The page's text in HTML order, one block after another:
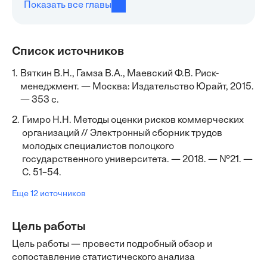
Показать все главы
Список источников
1. Вяткин В.Н., Гамза В.А., Маевский Ф.В. Риск-
менеджмент. — Москва: Издательство Юрайт, 2015.
— 353 с.
2.
Гимро Н.Н. Методы оценки рисков коммерческих
организаций // Электронный сборник трудов
молодых специалистов полоцкого
государственного университета. — 2018. — №21. —
С. 51–54.
Еще 12 источников
Цель работы
Цель работы — провести подробный обзор и
сопоставление статистического анализа